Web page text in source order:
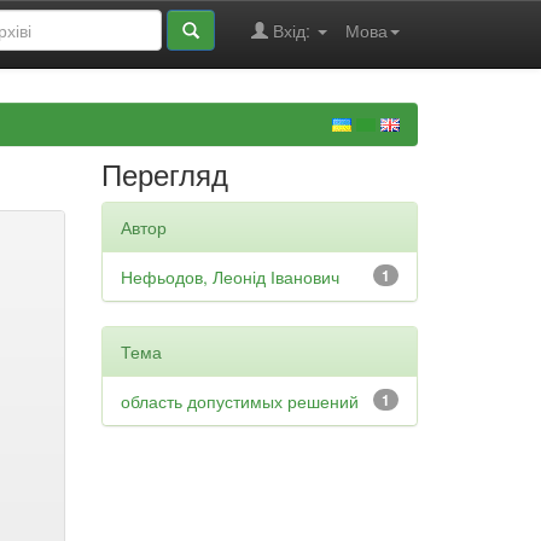
Мова
Вхід:
Перегляд
Автор
1
Нефьодов, Леонід Іванович
Тема
1
область допустимых решений